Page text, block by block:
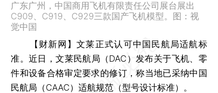
广东广州，中国商用飞机有限责任公司展台展出
C909、C919、C929三款国产飞机模型。图：视
觉中国
【财新网】文莱正式认可中国民航局适航标
准。近日，文莱民航局（DAC）发布关于飞机、零
件和设备合格审定要求的修订，称当地已采纳中国
民航局（CAAC）适航规范（型号设计标准）。